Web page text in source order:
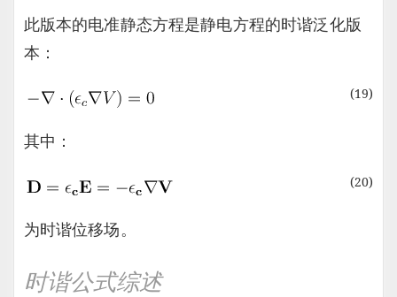
此版本的电准静态方程是静电方程的时谐泛化版
本：
(19)
其中：
(20)
为时谐位移场。
时谐公式综述